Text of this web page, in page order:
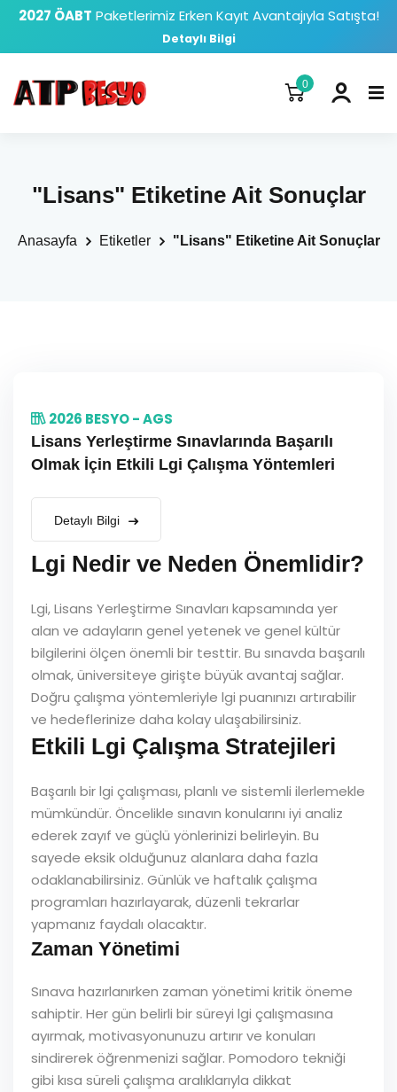
2027 ÖABT Paketlerimiz Erken Kayıt Avantajıyla Satışta!
Detaylı Bilgi
0
"Lisans" Etiketine Ait Sonuçlar
Anasayfa Etiketler "Lisans" Etiketine Ait Sonuçlar
2026 BESYO - AGS
Lisans Yerleştirme Sınavlarında Başarılı
Olmak İçin Etkili Lgi Çalışma Yöntemleri
Detaylı Bilgi
Lgi Nedir ve Neden Önemlidir?
Lgi, Lisans Yerleştirme Sınavları kapsamında yer
alan ve adayların genel yetenek ve genel kültür
bilgilerini ölçen önemli bir testtir. Bu sınavda başarılı
olmak, üniversiteye girişte büyük avantaj sağlar.
Doğru çalışma yöntemleriyle lgi puanınızı artırabilir
ve hedeflerinize daha kolay ulaşabilirsiniz.
Etkili Lgi Çalışma Stratejileri
Başarılı bir lgi çalışması, planlı ve sistemli ilerlemekle
mümkündür. Öncelikle sınavın konularını iyi analiz
ederek zayıf ve güçlü yönlerinizi belirleyin. Bu
sayede eksik olduğunuz alanlara daha fazla
odaklanabilirsiniz. Günlük ve haftalık çalışma
programları hazırlayarak, düzenli tekrarlar
yapmanız faydalı olacaktır.
Zaman Yönetimi
Sınava hazırlanırken zaman yönetimi kritik öneme
sahiptir. Her gün belirli bir süreyi lgi çalışmasına
ayırmak, motivasyonunuzu artırır ve konuları
sindirerek öğrenmenizi sağlar. Pomodoro tekniği
gibi kısa süreli çalışma aralıklarıyla dikkat